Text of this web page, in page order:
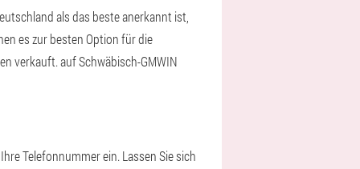
als das beste anerkannt ist,
es zur besten Option für die
verkauft. auf Schwäbisch-GMWIN
Telefonnummer ein. Lassen Sie sich